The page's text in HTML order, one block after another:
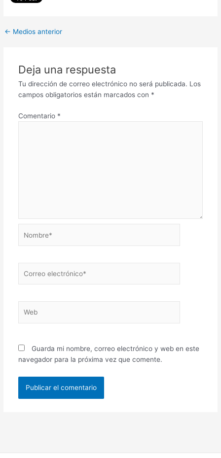
← Medios anterior
Deja una respuesta
Tu dirección de correo electrónico no será publicada. Los
campos obligatorios están marcados con *
Comentario *
electrónico*
Guarda mi nombre, correo electrónico y web en este
navegador para la próxima vez que comente.